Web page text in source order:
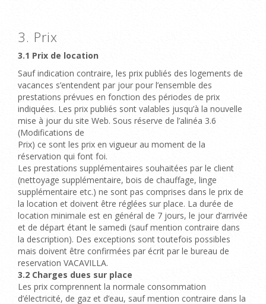
3. Prix
3.1 Prix de location
Sauf indication contraire, les prix publiés des logements de
vacances s’entendent par jour pour l’ensemble des
prestations prévues en fonction des périodes de prix
indiquées. Les prix publiés sont valables jusqu’à la nouvelle
mise à jour du site Web. Sous réserve de l’alinéa 3.6
(Modifications de
Prix) ce sont les prix en vigueur au moment de la
réservation qui font foi.
Les prestations supplémentaires souhaitées par le client
(nettoyage supplémentaire, bois de chauffage, linge
supplémentaire etc.) ne sont pas comprises dans le prix de
la location et doivent être réglées sur place. La durée de
location minimale est en général de 7 jours, le jour d’arrivée
et de départ étant le samedi (sauf mention contraire dans
la description). Des exceptions sont toutefois possibles
mais doivent être confirmées par écrit par le bureau de
reservation VACAVILLA.
3.2 Charges dues sur place
Les prix comprennent la normale consommation
d’électricité, de gaz et d’eau, sauf mention contraire dans la